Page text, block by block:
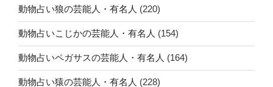
動物占い狼の芸能人・有名人 (220)
動物占いこじかの芸能人・有名人 (154)
動物占いペガサスの芸能人・有名人 (164)
動物占い猿の芸能人・有名人 (228)